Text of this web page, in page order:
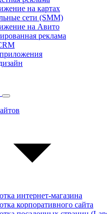
на картах
сети (SMM)
на Авито
реклама
интернет-магазина
корпоративного сайта